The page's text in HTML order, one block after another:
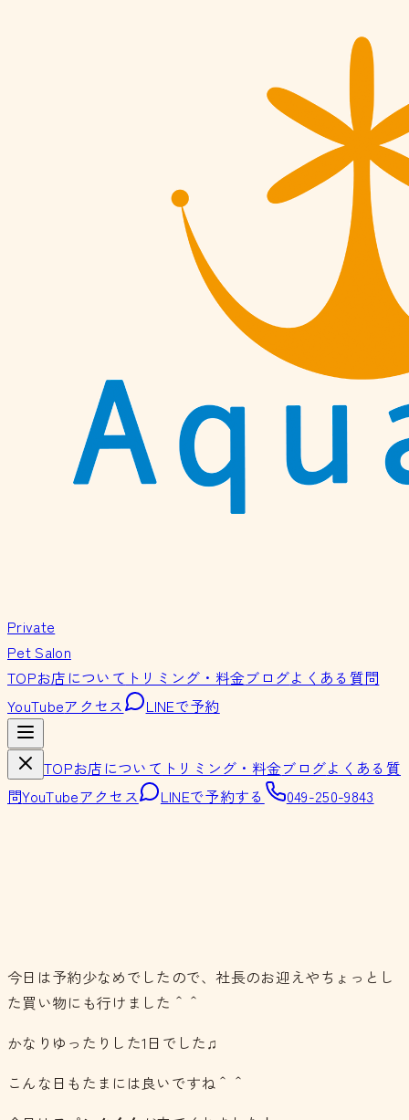
Private
Pet Salon
TOPお店について トリミング・料金ブログよくある質問
YouTubeアクセス LINEで予約
TOPお店について トリミング・料金ブログよくある質
問YouTubeアクセス LINEで予約する 049-250-9843
今日は予約少なめでしたので、社長のお迎えやちょっとし
た買い物にも行けました＾＾
かなりゆったりした1日でした♫
こんな日もたまには良いですね＾＾